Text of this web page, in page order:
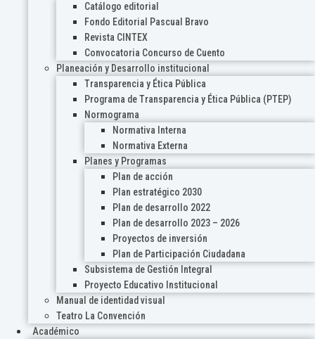
Catálogo editorial
Fondo Editorial Pascual Bravo
Revista CINTEX
Convocatoria Concurso de Cuento
Planeación y Desarrollo institucional
Transparencia y Ética Pública
Programa de Transparencia y Ética Pública (PTEP)
Normograma
Normativa Interna
Normativa Externa
Planes y Programas
Plan de acción
Plan estratégico 2030
Plan de desarrollo 2022
Plan de desarrollo 2023 – 2026
Proyectos de inversión
Plan de Participación Ciudadana
Subsistema de Gestión Integral
Proyecto Educativo Institucional
Manual de identidad visual
Teatro La Convención
Académico